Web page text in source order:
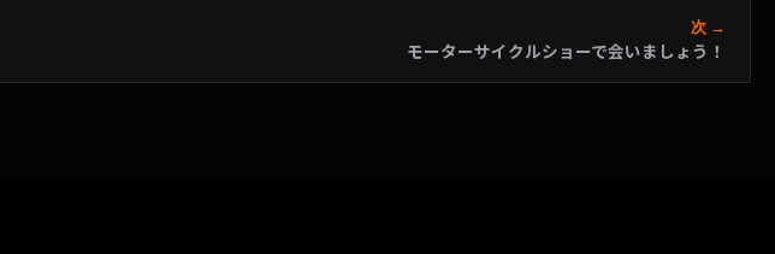
次 →
モーターサイクルショーで会いましょう！